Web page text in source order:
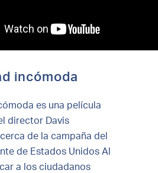
incómoda
es una película
director Davis
de la campaña del
de Estados Unidos Al
a los ciudadanos